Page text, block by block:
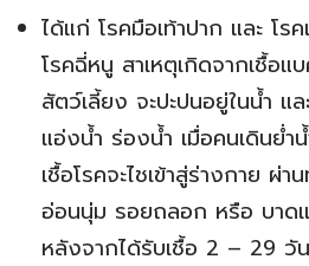
ได้แก่ โรคมือเท้าปาก และ โร
โรคฉี่หนู สาเหตุเกิดจากเชื้อแ
สัตว์เลี้ยง จะปะปนอยู่ในน้ำ
แอ่งน้ำ ร่องน้ำ เมื่อคนเดินย่ำ
เชื้อโรคจะไชเข้าสู่ร่างกาย ผ่
อ่อนนุ่ม รอยถลอก หรือ บาด
หลังจากได้รับเชื้อ 2 – 29 วั